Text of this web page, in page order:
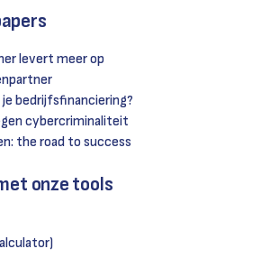
levert meer op
bedrijfsfinanciering?
cybercriminaliteit
the road to success
onze tools